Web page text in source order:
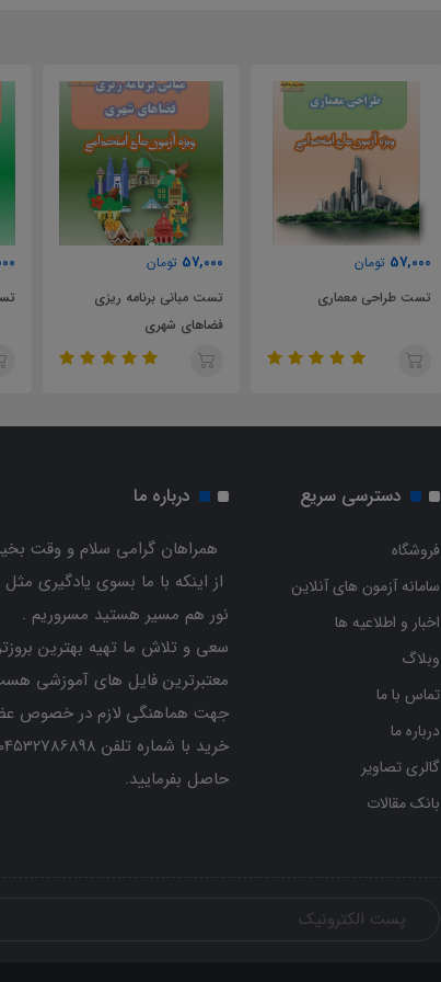
57,000 تومان
تست طراحی معماری
57,000 تومان
تست مبانی برنامه ریزی
فضاهای شهری
دسترسی سریع
فروشگاه
سامانه آزمون های آنلاین
اخبار و اطلاعیه ها
وبلاگ
تماس با ما
درباره ما
گالری تصاویر
بانک مقالات
درباره ما
همراهان گرامی سلام و وقت
از اینکه با ما بسوی یادگیری
نور هم مسیر هستید مسروریم .
سعی و تلاش ما تهیه بهترین
معتبرترین فایل های آموزشی
جهت هماهنگی لازم در خصوص
حاصل بفرمایید.